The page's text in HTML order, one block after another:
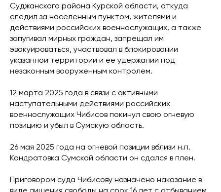
Суджанского района Курской области, откуда
следил за населенным пунктом, жителями и
действиями российских военнослужащих, а также
запугивал мирных граждан, запрещал им
эвакуироваться, участвовал в блокировании
указанной территории и ее удержании под
незаконным вооруженным контролем.
12 марта 2025 года в связи с активными
наступательными действиями российских
военнослужащих Чибисов покинул свою огневую
позицию и убыл в Сумскую область.
26 мая 2025 года на огневой позиции вблизи н.п.
Кондратовка Сумской области он сдался в плен.
Приговором суда Чибисову назначено наказание в